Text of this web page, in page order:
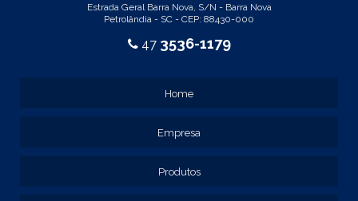
REF: 105015Estrada Geral Barra Nova, S/N - Barra Nova
Petrolândia - SC - CEP: 88430-000
47 3536-1179
Home
Empresa
Produtos